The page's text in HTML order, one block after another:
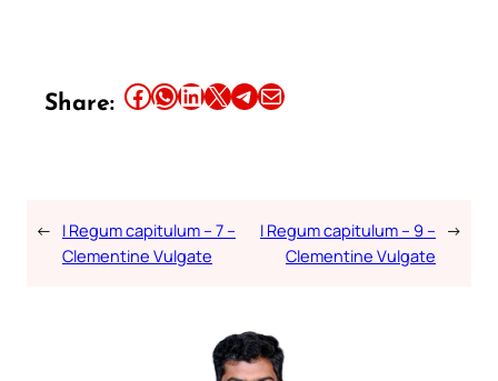
Share: Share this article on Facebook Share this article on WhatsApp Share this article on LinkedIn Share this article on X Share this article on TelegramEmail this Article
← I Regum capitulum – 7 –
Clementine Vulgate
I Regum capitulum – 9 –
Clementine Vulgate
→